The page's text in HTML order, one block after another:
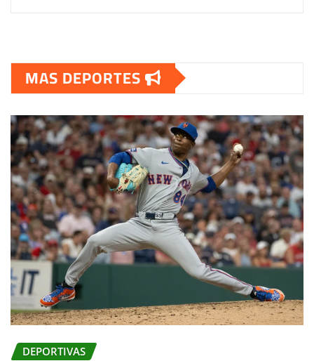
MAS DEPORTES
DEPORTIVAS